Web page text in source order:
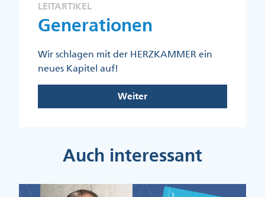
LEITARTIKEL
Generationen
Wir schlagen mit der HERZKAMMER ein
neues Kapitel auf!
Weiter
Auch interessant